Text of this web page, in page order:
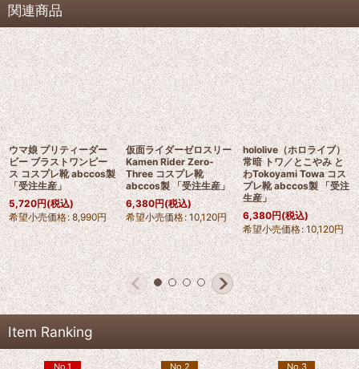
関連商品
ウマ娘 プリティーダー
ビー ブラストワンピー
ス コスプレ靴 abccos製
「受注生産」
5,720円(税込)
希望小売価格: 8,990円
仮面ライダーゼロスリー
Kamen Rider Zero-
Three コスプレ靴
abccos製 「受注生産」
6,380円(税込)
希望小売価格: 10,120円
hololive（ホロライブ）
常暗 トワ／とこやみ と
わTokoyami Towa コス
プレ靴 abccos製 「受注
生産」
6,380円(税込)
希望小売価格: 10,120円
Item Ranking
No.1 No.2 No.3